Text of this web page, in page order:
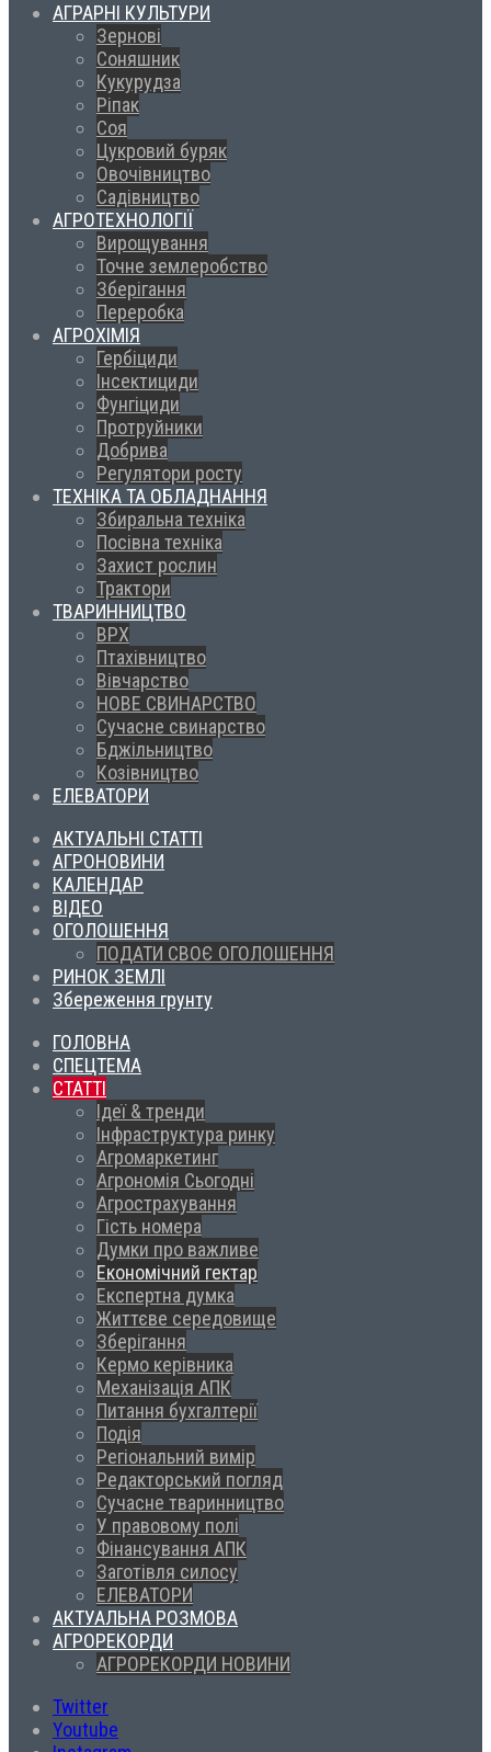
АГРАРНІ КУЛЬТУРИ
Зернові
Соняшник
Кукурудза
Ріпак
Соя
Цукровий буряк
Овочівництво
Садівництво
АГРОТЕХНОЛОГІЇ
Вирощування
Точне землеробство
Зберігання
Переробка
АГРОХІМІЯ
Гербіциди
Інсектициди
Фунгіциди
Протруйники
Добрива
Регулятори росту
ТЕХНІКА ТА ОБЛАДНАННЯ
Збиральна техніка
Посівна техніка
Захист рослин
Трактори
ТВАРИННИЦТВО
ВРХ
Птахівництво
Вівчарство
НОВЕ СВИНАРСТВО
Сучасне свинарство
Бджільництво
Козівництво
ЕЛЕВАТОРИ
АКТУАЛЬНІ СТАТТІ
АГРОНОВИНИ
КАЛЕНДАР
ВІДЕО
ОГОЛОШЕННЯ
ПОДАТИ СВОЄ ОГОЛОШЕННЯ
РИНОК ЗЕМЛІ
Збереження грунту
ГОЛОВНА
СПЕЦТЕМА
СТАТТІ
Ідеї & тренди
Інфраструктура ринку
Агромаркетинг
Агрономія Сьогодні
Агрострахування
Гість номера
Думки про важливе
Економічний гектар
Експертна думка
Життєве середовище
Зберігання
Кермо керівника
Механізація АПК
Питання бухгалтерії
Подія
Регіональний вимір
Редакторський погляд
Сучасне тваринництво
У правовому полі
Фінансування АПК
Заготівля силосу
ЕЛЕВАТОРИ
АКТУАЛЬНА РОЗМОВА
АГРОРЕКОРДИ
АГРОРЕКОРДИ НОВИНИ
Twitter
Youtube